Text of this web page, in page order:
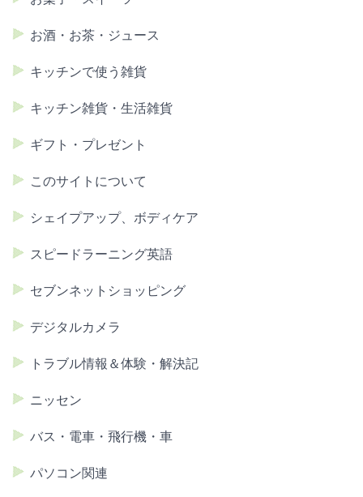
お酒・お茶・ジュース
キッチンで使う雑貨
キッチン雑貨・生活雑貨
ギフト・プレゼント
このサイトについて
シェイプアップ、ボディケア
スピードラーニング英語
セブンネットショッピング
デジタルカメラ
トラブル情報＆体験・解決記
ニッセン
バス・電車・飛行機・車
パソコン関連